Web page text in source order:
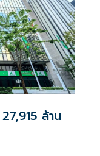
ล้าน